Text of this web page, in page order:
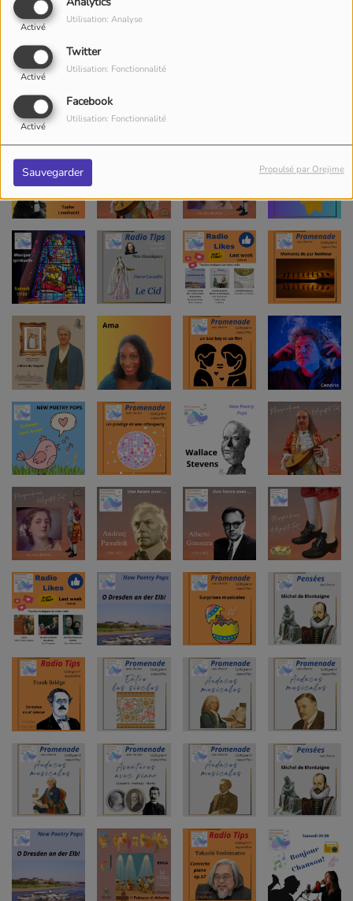
Activé
Utilisation: Analyse
Twitter
Activé
Utilisation: Fonctionnalité
Facebook
Activé
Utilisation: Fonctionnalité
Sauvegarder Propulsé par Orejime